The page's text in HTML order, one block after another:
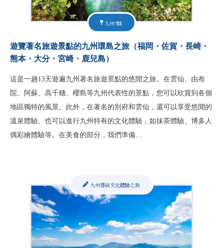
九州7縣
遊覽著名旅遊景點的九州環島之旅（福岡・佐賀・長崎・
熊本・大分・宮崎・鹿兒島）
這是一趟13天遊遍九州著名旅遊景點的悠閒之旅。在雲仙、由布
院、阿蘇、高千穗、櫻島等九州代表性的景點，您可以欣賞到各個
地區獨特的風景。此外，在著名的別府和雲仙，還可以享受悠閒的
溫泉體驗。也可以進行九州特有的文化體驗，如抹茶體驗、博多人
偶彩繪體驗等。在美食的部分，我們準備…
九州傳統文化體驗之旅